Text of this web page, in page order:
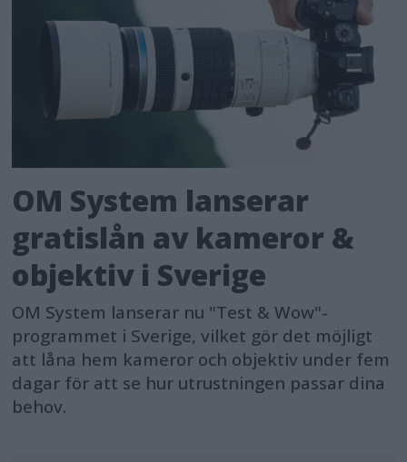
OM System lanserar
gratislån av kameror &
objektiv i Sverige
OM System lanserar nu "Test & Wow"-
programmet i Sverige, vilket gör det möjligt
att låna hem kameror och objektiv under fem
dagar för att se hur utrustningen passar dina
behov.